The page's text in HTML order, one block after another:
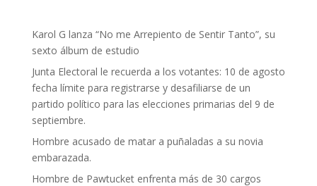
Karol G lanza “No me Arrepiento de Sentir Tanto”, su
sexto álbum de estudio
Junta Electoral le recuerda a los votantes: 10 de agosto
fecha límite para registrarse y desafiliarse de un
partido político para las elecciones primarias del 9 de
septiembre.
Hombre acusado de matar a puñaladas a su novia
embarazada.
Hombre de Pawtucket enfrenta más de 30 cargos